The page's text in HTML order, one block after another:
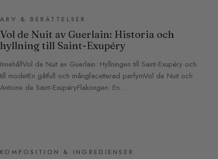
ARV & BERÄTTELSER
Vol de Nuit av Guerlain: Historia och
hyllning till Saint-Exupéry
InnehållVol de Nuit av Guerlain: Hyllningen till Saint-Exupéry och
till modetEn gåtfull och mångfacetterad parfymVol de Nuit och
Antoine de Saint-ExupéryFlakongen: En…
KOMPOSITION & INGREDIENSER